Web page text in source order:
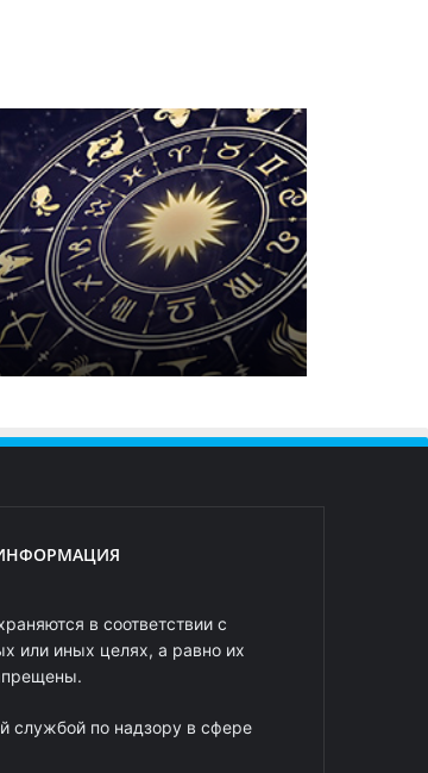
в соответствии с
или иных целях, а равно их
службой по надзору в сфере